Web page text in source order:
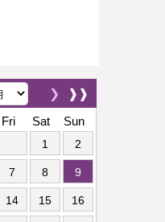
❱❱
❯
Fri Sat Sun
1 2
7 8 9
14 15 16